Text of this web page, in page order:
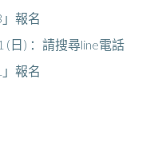
」報名
(日) ：請搜尋line電話
報名